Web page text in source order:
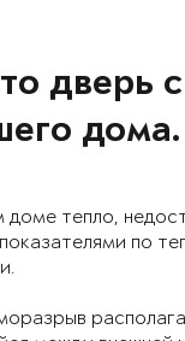
дверь
дома.
тепло,
по